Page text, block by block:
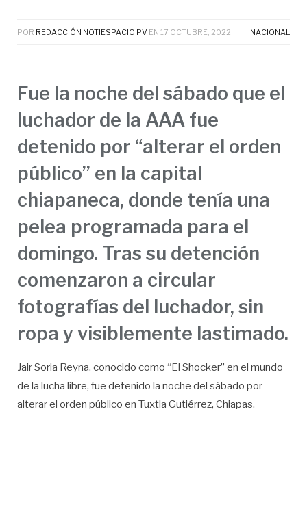
POR REDACCIÓN NOTIESPACIO PV EN 17 OCTUBRE, 2022 NACIONAL
Fue la noche del sábado que el
luchador de la AAA fue
detenido por “alterar el orden
público” en la capital
chiapaneca, donde tenía una
pelea programada para el
domingo. Tras su detención
comenzaron a circular
fotografías del luchador, sin
ropa y visiblemente lastimado.
Jair Soria Reyna, conocido como “El Shocker” en el mundo
de la lucha libre, fue detenido la noche del sábado por
alterar el orden público en Tuxtla Gutiérrez, Chiapas.